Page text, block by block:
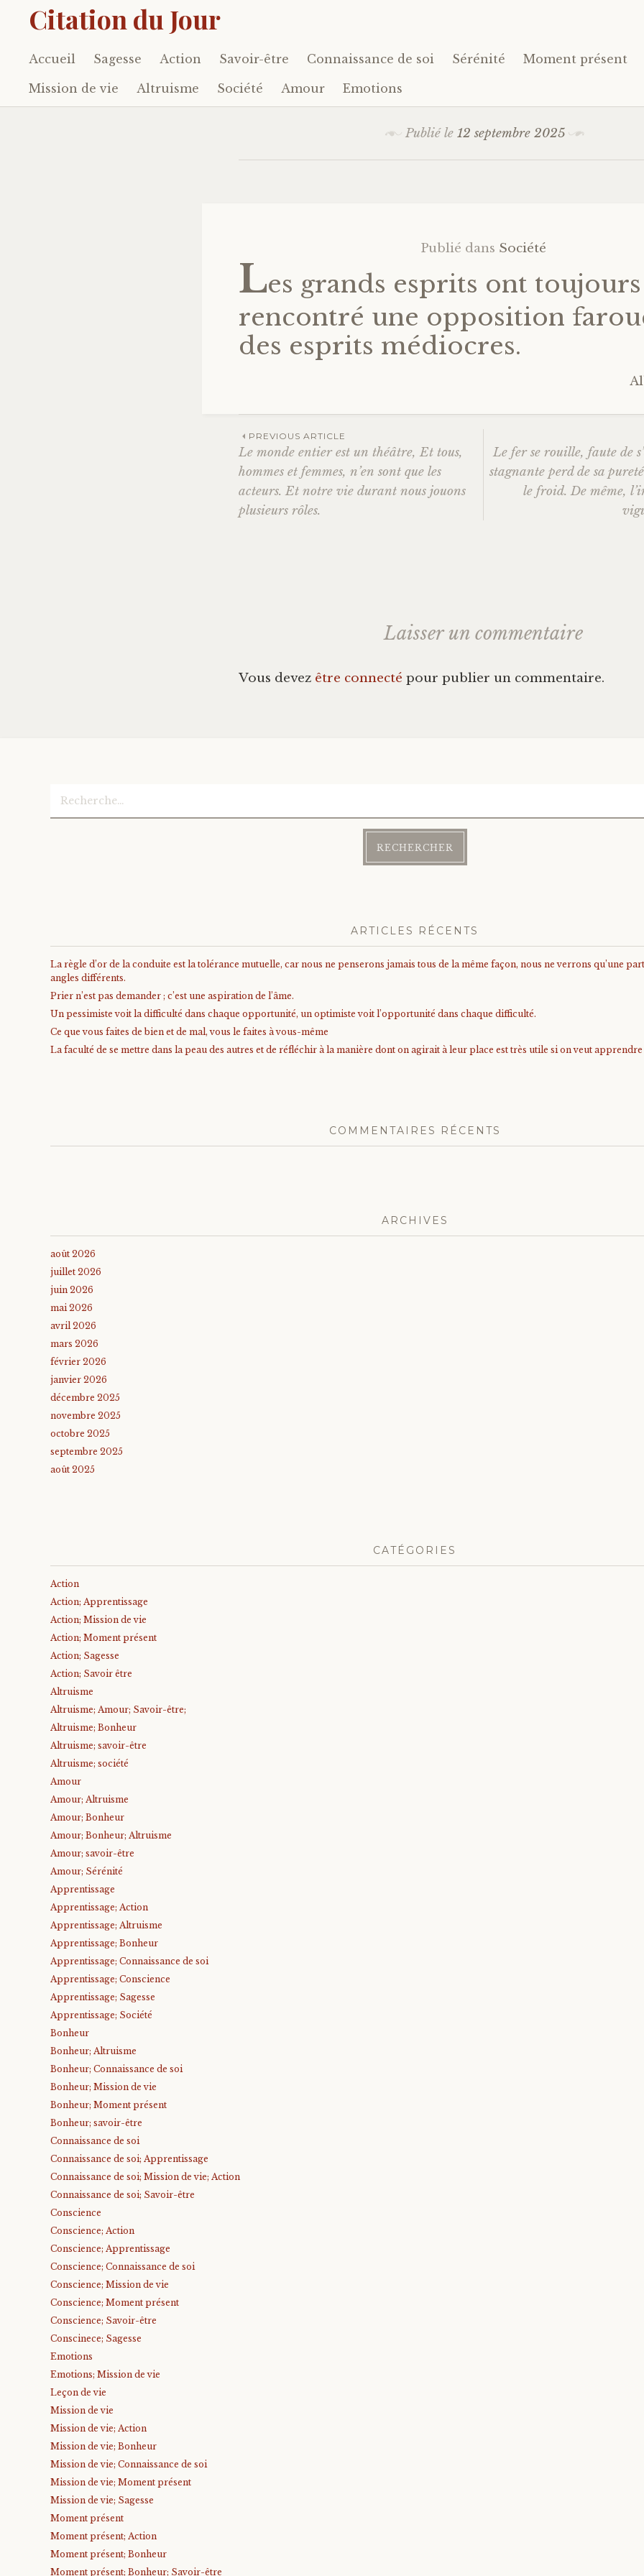
Citation du Jour
Accéder
au
Accueil Sagesse Action Savoir-être Connaissance de soi Sérénité Moment présent
Mission de vie Altruisme Société Amour Emotions
Publié le12 septembre 2025
Publié dans Société
Les grands esprits ont toujours
rencontré une opposition
des esprits médiocres.
Navigation
des
PREVIOUS ARTICLE
Le monde entier est un théâtre, Et tous,
hommes et femmes, n’en sont que les
acteurs. Et notre vie durant nous jouons
plusieurs rôles.
Le fer se rouille, faute de
stagnante perd de sa
le froid. De même,
Laisser un commentaire
Vous devez être connecté pour publier un commentaire.
Rechercher :
ARTICLES RÉCENTS
La règle d’or de la conduite est la tolérance mutuelle, car nous ne penserons jamais tous de la même façon, nous ne verrons qu’une
angles différents.
Prier n’est pas demander ; c’est une aspiration de l’âme.
Un pessimiste voit la difficulté dans chaque opportunité, un optimiste voit l’opportunité dans chaque difficulté.
Ce que vous faites de bien et de mal, vous le faites à vous-même
La faculté de se mettre dans la peau des autres et de réfléchir à la manière dont on agirait à leur place est très utile si on veut apprendre
COMMENTAIRES RÉCENTS
ARCHIVES
août 2026
juillet 2026
juin 2026
mai 2026
avril 2026
mars 2026
février 2026
janvier 2026
décembre 2025
novembre 2025
octobre 2025
septembre 2025
août 2025
CATÉGORIES
Action
Action; Apprentissage
Action; Mission de vie
Action; Moment présent
Action; Sagesse
Action; Savoir être
Altruisme
Altruisme; Amour; Savoir-être;
Altruisme; Bonheur
Altruisme; savoir-être
Altruisme; société
Amour
Amour; Altruisme
Amour; Bonheur
Amour; Bonheur; Altruisme
Amour; savoir-être
Amour; Sérénité
Apprentissage
Apprentissage; Action
Apprentissage; Altruisme
Apprentissage; Bonheur
Apprentissage; Connaissance de soi
Apprentissage; Conscience
Apprentissage; Sagesse
Apprentissage; Société
Bonheur
Bonheur; Altruisme
Bonheur; Connaissance de soi
Bonheur; Mission de vie
Bonheur; Moment présent
Bonheur; savoir-être
Connaissance de soi
Connaissance de soi; Apprentissage
Connaissance de soi; Mission de vie; Action
Connaissance de soi; Savoir-être
Conscience
Conscience; Action
Conscience; Apprentissage
Conscience; Connaissance de soi
Conscience; Mission de vie
Conscience; Moment présent
Conscience; Savoir-être
Conscinece; Sagesse
Emotions
Emotions; Mission de vie
Leçon de vie
Mission de vie
Mission de vie; Action
Mission de vie; Bonheur
Mission de vie; Connaissance de soi
Mission de vie; Moment présent
Mission de vie; Sagesse
Moment présent
Moment présent; Action
Moment présent; Bonheur
Moment présent; Bonheur; Savoir-être